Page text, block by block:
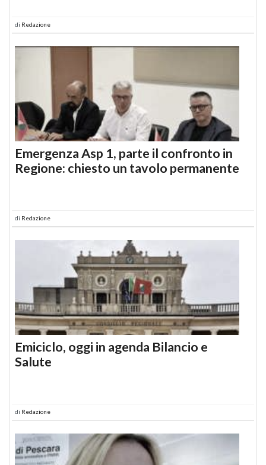
di Redazione
Emergenza Asp 1, parte il confronto in
Regione: chiesto un tavolo permanente
di Redazione
Emiciclo, oggi in agenda Bilancio e
Salute
di Redazione